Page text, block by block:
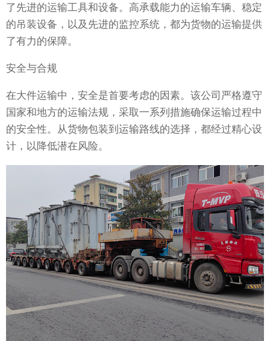
了先进的运输工具和设备。高承载能力的运输车辆、稳定
的吊装设备，以及先进的监控系统，都为货物的运输提供
了有力的保障。
安全与合规
在大件运输中，安全是首要考虑的因素。该公司严格遵守
国家和地方的运输法规，采取一系列措施确保运输过程中
的安全性。从货物包装到运输路线的选择，都经过精心设
计，以降低潜在风险。